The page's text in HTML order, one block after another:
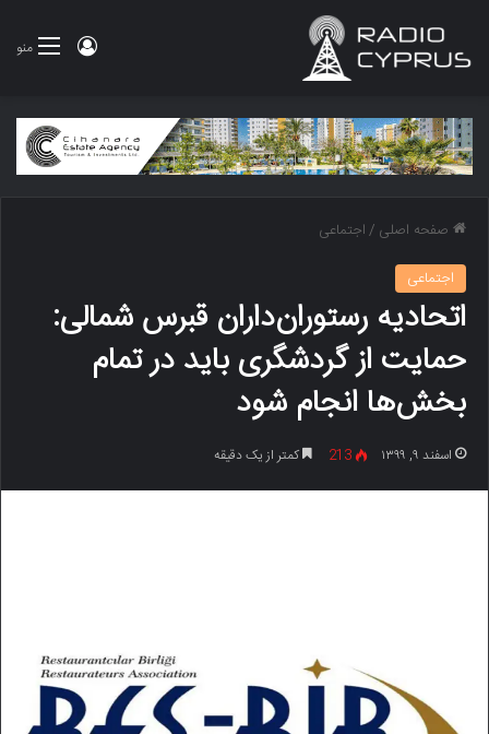
منو ورود
صفحه اصلی /اجتماعی
اجتماعی
اتحادیه رستوران‌داران قبرس شمالی:
حمایت از گردشگری باید در تمام
بخش‌ها انجام شود
اسفند ۹, ۱۳۹۹ 213 کمتر از یک دقیقه